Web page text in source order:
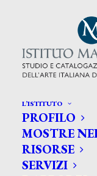
L’ISTITUTO
PROFILO
MOSTRE
RISORSE
SERVIZI
CERCA TRA
Search